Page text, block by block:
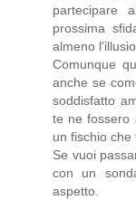
partecipare
prossima
almeno
Comunque
anche se
soddisfatto
te ne fossero
un fischio che
Se vuoi
con un
aspetto.